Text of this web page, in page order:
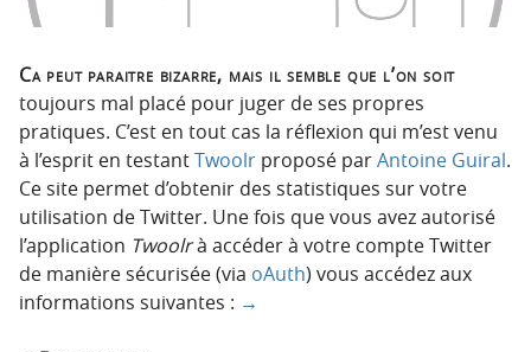
Ca peut paraitre bizarre, mais il semble que l’on soit
toujours mal placé pour juger de ses propres
pratiques. C’est en tout cas la réflexion qui m’est venu
à l’esprit en testantTwoolr proposé parAntoine Guiral.
Ce site permet d’obtenir des statistiques sur votre
utilisation de Twitter. Une fois que vous avez autorisé
l’application Twoolrà accéder à votre compte Twitter
de manière sécurisée (via oAuth) vous accédez aux
informations suivantes : →